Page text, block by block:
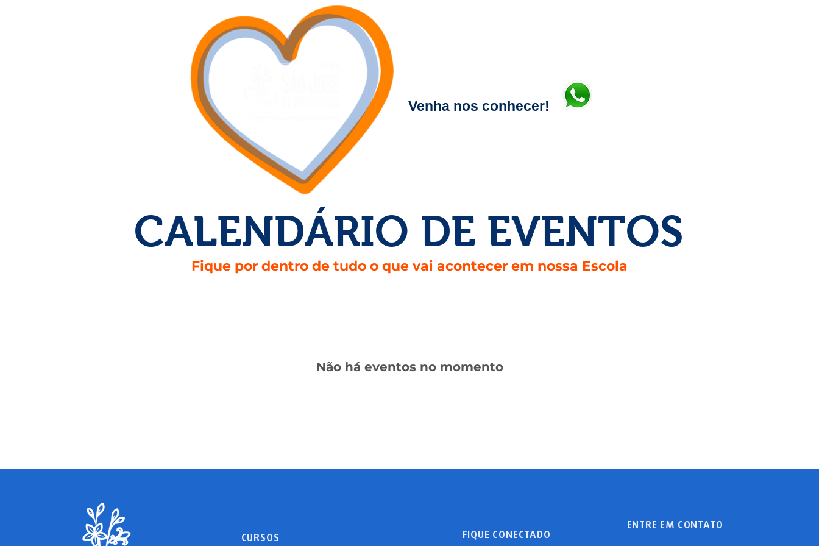
Venha nos conhecer!
CALENDÁRIO DE EVENTOS
Fique por dentro de tudo o que vai acontecer em nossa Escola
Não há eventos no momento
CURSOS FIQUE CONECTADO
ENTRE EM CONTATO